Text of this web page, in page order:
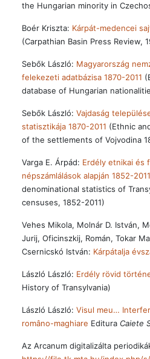
the Hungarian minority in
Boér Kriszta: Kárpát-medencei
(Carpathian Basin Press Review,
Sebők László: Magyarország
felekezeti adatbázisa 1870-2011
database of Hungarian
Sebők László: Vajdaság
statisztikája 1870-2011 (Ethnic
of the settlements of Vojvodina
Varga E. Árpád: Erdély etnikai és
népszámlálások alapján 1852-2011
denominational statistics of
censuses, 1852-2011)
Vehes Mikola, Molnár D. István,
Jurij, Oficinszkij, Román, Tokar
Csernicskó István: Kárpátalja
László László: Erdély rövid
History of Transylvania)
László László: Visul meu…
româno-maghiare Editura Caiete
Az Arcanum digitalizálta